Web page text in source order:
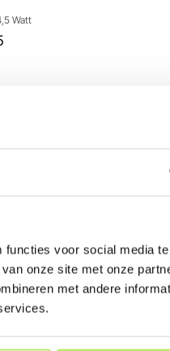
voor social media
onze site met onze
met andere
Watt